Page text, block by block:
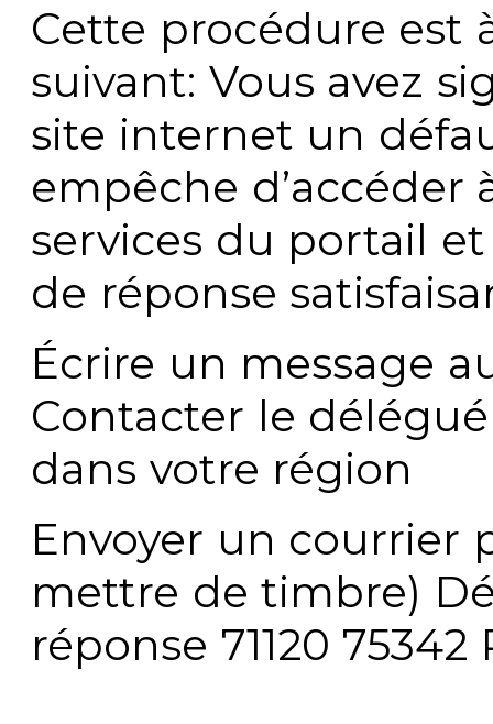
Cette procédure est
suivant: Vous avez
site internet un
empêche
services du portail
de réponse
Écrire un message
Contacter le
dans votre région
Envoyer un courrier
mettre de timbre)
réponse 71120 75342